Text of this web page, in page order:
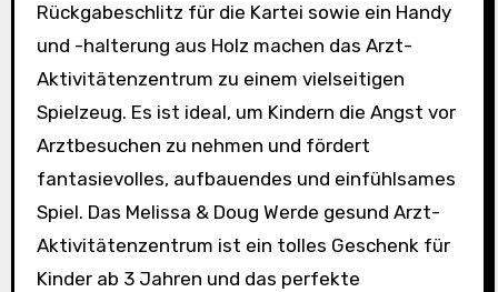
Rückgabeschlitz für die Kartei sowie ein Handy
und -halterung aus Holz machen das Arzt-
Aktivitätenzentrum zu einem vielseitigen
Spielzeug. Es ist ideal, um Kindern die Angst vor
Arztbesuchen zu nehmen und fördert
fantasievolles, aufbauendes und einfühlsames
Spiel. Das Melissa & Doug Werde gesund Arzt-
Aktivitätenzentrum ist ein tolles Geschenk für
Kinder ab 3 Jahren und das perfekte